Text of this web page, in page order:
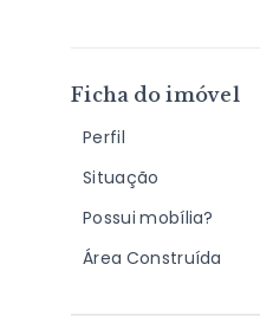
Ficha do imóvel
Perfil
Situação
Possui mobília?
Área Construída